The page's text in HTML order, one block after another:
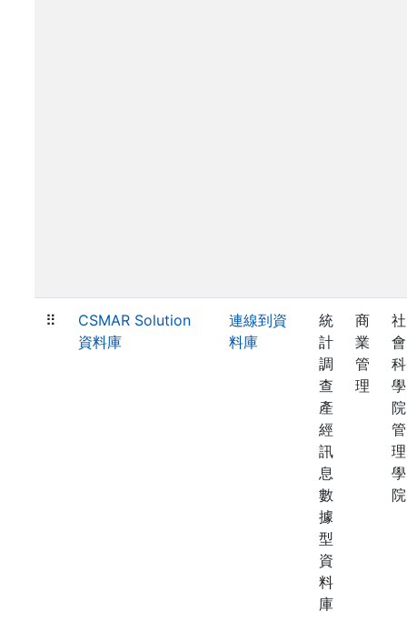
⠿
CSMAR Solution
資料庫
連線到資
料庫
統
計
調
查
產
經
訊
息
數
據
型
資
料
庫
商
業
管
理
社
會
科
學
院
管
理
學
院